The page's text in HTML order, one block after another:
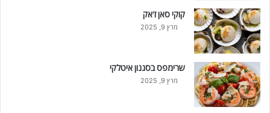
קוקי סאן ז'אק
מרץ 9, 2025
שרימפס בסגנון איטלקי
מרץ 9, 2025